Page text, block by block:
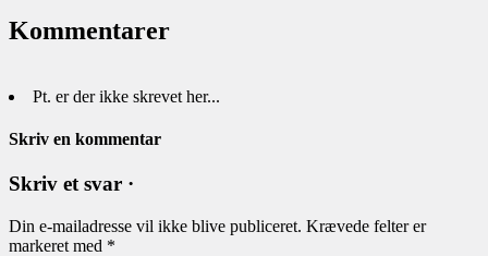
Kommentarer
Pt. er der ikke skrevet her...
Skriv en kommentar
Skriv et svar ·
Din e-mailadresse vil ikke blive publiceret. Krævede felter er
markeret med *